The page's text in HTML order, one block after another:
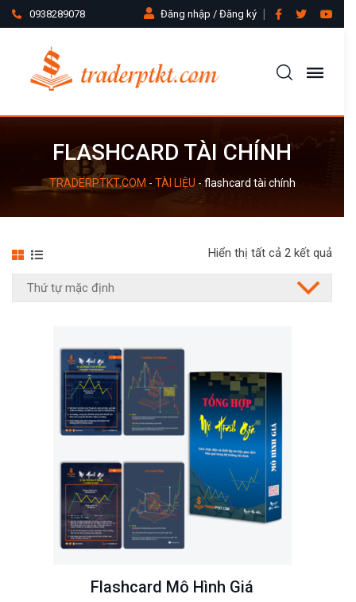
0938289078 Đăng nhập / Đăng ký
FLASHCARD TÀI CHÍNH
TRADERPTKT.COM - TÀI LIỆU - flashcard tài chính
Hiển thị tất cả 2 kết quả
Flashcard Mô Hình Giá